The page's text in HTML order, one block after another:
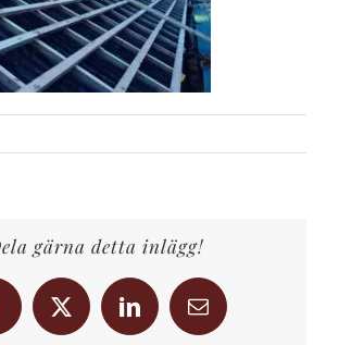
gärna detta inlägg!
X LinkedIn
E-
post